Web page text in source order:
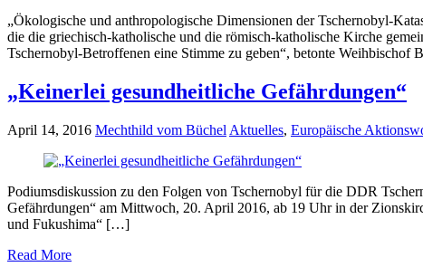
„Ökologische und anthropologische Dimensionen der Tschernobyl-
die die griechisch-katholische und die römisch-katholische Kirche
Tschernobyl-Betroffenen eine Stimme zu geben“, betonte
„Keinerlei gesundheitliche Gefährdungen“
April 14, 2016 Mechthild vom Büchel Aktuelles, Europäische
Podiumsdiskussion zu den Folgen von Tschernobyl für die DDR
Gefährdungen“ am Mittwoch, 20. April 2016, ab 19 Uhr in der
und Fukushima“ […]
Read More